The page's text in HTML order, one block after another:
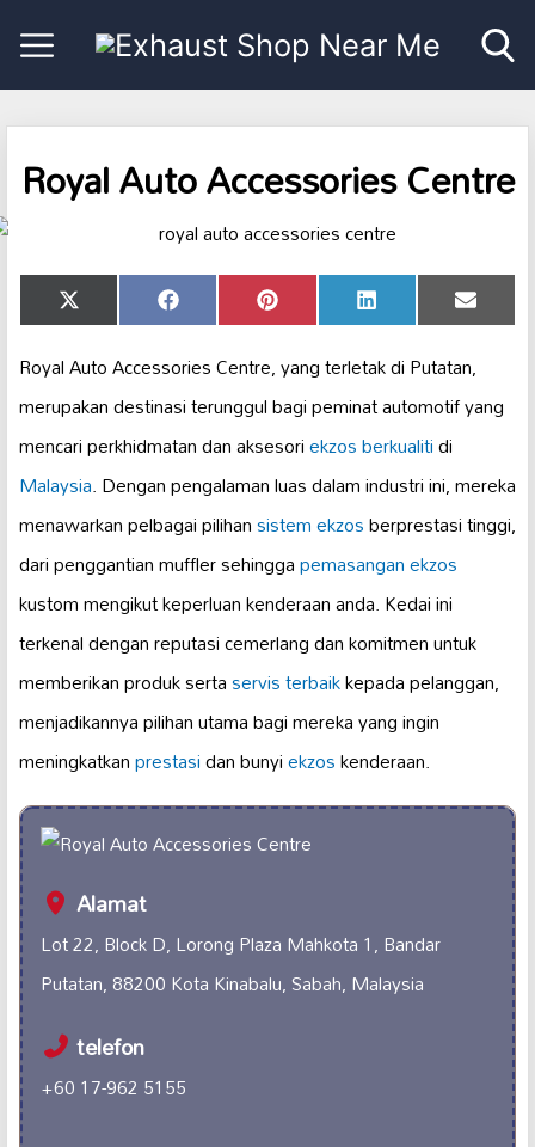
Royal Auto Accessories Centre
Share
on
X
(Twitter)
Share
on
Facebook Share
on
Pinterest Share
on
LinkedIn Share
on
Email
Royal Auto Accessories Centre, yang terletak di Putatan,
merupakan destinasi terunggul bagi peminat automotif yang
mencari perkhidmatan dan aksesoriekzos berkualitidi
Malaysia. Dengan pengalaman luas dalam industri ini, mereka
menawarkan pelbagai pilihansistem ekzosberprestasi tinggi,
dari penggantian muffler sehinggapemasangan ekzos
kustom mengikut keperluan kenderaan anda. Kedai ini
terkenal dengan reputasi cemerlang dan komitmen untuk
memberikan produk sertaservis terbaikkepada pelanggan,
menjadikannya pilihan utama bagi mereka yang ingin
meningkatkanprestasidan bunyiekzoskenderaan.
Alamat
Lot 22, Block D, Lorong Plaza Mahkota 1, Bandar
Putatan, 88200 Kota Kinabalu, Sabah, Malaysia
telefon
+60 17-962 5155